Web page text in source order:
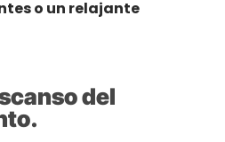
o un relajante
del